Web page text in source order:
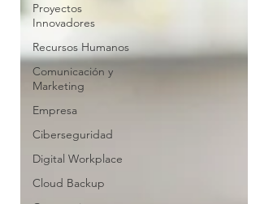
Proyectos
Innovadores
Recursos Humanos
Comunicación y
Marketing
Empresa
Ciberseguridad
Digital Workplace
Cloud Backup